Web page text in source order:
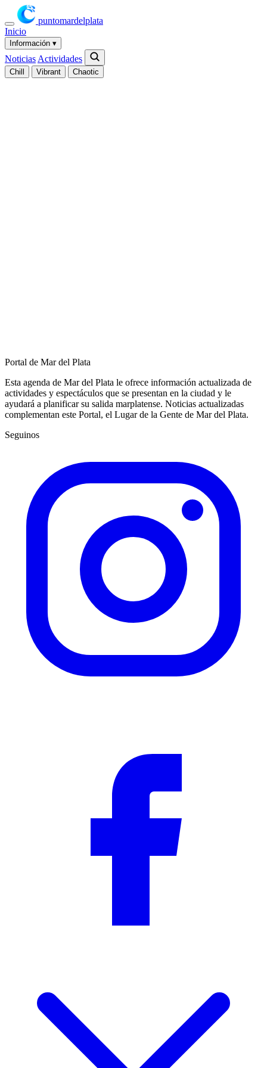
puntomardelplata
Inicio
Información ▾
Noticias Actividades
Chill Vibrant Chaotic
Portal de Mar del Plata
Esta agenda de Mar del Plata le ofrece información actualizada de
actividades y espectáculos que se presentan en la ciudad y le
ayudará a planificar su salida marplatense. Noticias actualizadas
complementan este Portal, el Lugar de la Gente de Mar del Plata.
Seguinos